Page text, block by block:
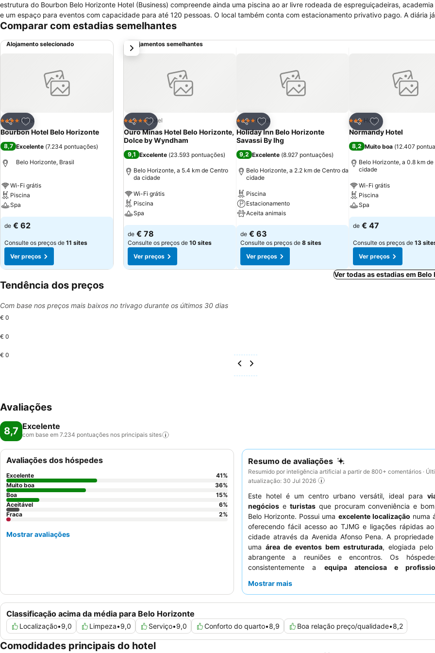
estrutura do Bourbon Belo Horizonte Hotel (Business) compreende ainda uma piscina ao ar livre rodeada de espreguiçadeiras,
e um espaço para eventos com capacidade para até 120 pessoas. O local também conta com estacionamento privativo pago. A diária já inclui um
bufê de café da manhã completo. Para as outras refeições, os hóspedes podem contar com um menu variado à la carte no restaurante
Comparar com estadias semelhantes
Alojamento selecionado
Partilhar
Adicionar aos favoritos
4 EstrelasHotel
Bourbon Hotel Belo Horizonte
8,7 Excelente (7.234 pontuações)
Belo Horizonte, Brasil
Wi-Fi grátis
Piscina
Spa
de € 62
Consulte os preços de 11 sites
Ver preços
Alojamentos semelhantes
Partilhar
Adicionar aos favoritos
5 EstrelasHotel
Ouro Minas Hotel Belo Horizonte,
Dolce by Wyndham
9,1 Excelente (23.593 pontuações)
Belo Horizonte, a 5.4 km de Centro
da cidade
Wi-Fi grátis
Piscina
Spa
de € 78
Consulte os preços de 10 sites
Ver preços
Partilhar
Adicionar aos favoritos
4 EstrelasHotel
Holiday Inn Belo Horizonte
Savassi By Ihg
9,2 Excelente (8.927 pontuações)
Belo Horizonte, a 2.2 km de Centro da
cidade
Piscina
Estacionamento
Aceita animais
de € 63
Consulte os preços de 8 sites
Ver preços
Partilhar
Adicionar aos
3 Estrelas
Hotel
Normandy Hotel
8,2 Muito boa (12.407
Belo Horizonte, a 0.8 km de
cidade
Wi-Fi grátis
Piscina
Spa
de € 47
Consulte os preços de 13
Ver preços
próximo
Ver todas as estadias em
Tendência dos preços
Com base nos preços mais baixos no trivago durante os últimos 30 dias
€ 0
€ 0
€ 0
Avaliações
8,7 Excelente
com base em 7.234 pontuações nos principais sites
Resumo de avaliações
Resumido por inteligência artificial a partir de 800+ comentários ·
atualização: 30 Jul 2026
Este hotel é um centro urbano versátil, ideal para
negócios e turistasque procuram conveniência e
Belo Horizonte. Possui uma excelente localização numa
oferecendo fácil acesso ao TJMG e ligações rápidas
cidade através da Avenida Afonso Pena. A
uma área de eventos bem estruturada, elogiada
abrangente a reuniões e encontros. Os
consistentemente a equipa atenciosa e
experiência verdadeiramente relaxante, considere
Mostrar mais
Classificação acima da média para Belo Horizonte
Localização•9,0 Limpeza•9,0 Serviço•9,0 Conforto do quarto•8,9 Boa relação preço/qualidade•8,2
Avaliações dos hóspedes
Excelente 41%
Muito boa
36%
Boa
15%
Aceitável
6%
Fraca
2%
Mostrar avaliações
Comodidades principais do hotel